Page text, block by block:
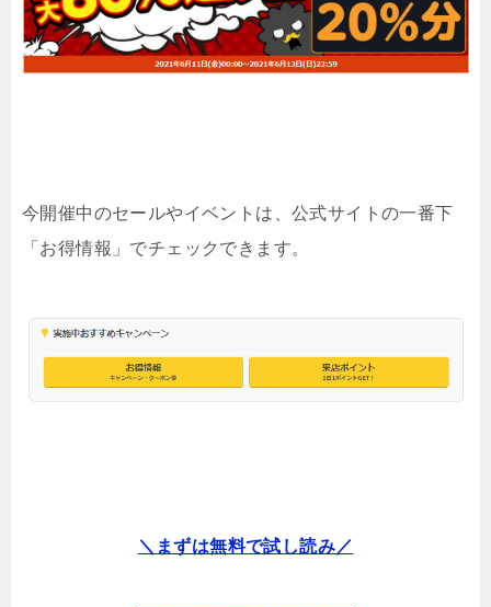
今開催中のセールやイベントは、公式サイトの一番下
「お得情報」でチェックできます。
＼まずは無料で試し読み／